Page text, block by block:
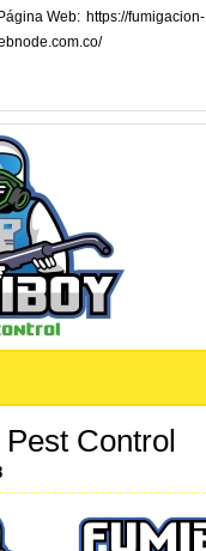
Página Web
https://fumigacion-
Control